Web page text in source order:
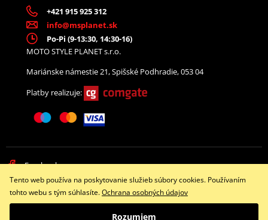
+421 915 925 312
info@msplanet.sk
Po-Pi (9-13:30, 14:30-16)
MOTO STYLE PLANET s.r.o.
Mariánske námestie 21, Spišské Podhradie, 053 04
Platby realizuje:
Facebook
Copyright © 2026 www.namotorku.sk
Tento web používa na poskytovanie služieb súbory cookies. Používaním
tohto webu s tým súhlasíte.Ochrana osobných údajov
Rozumiem